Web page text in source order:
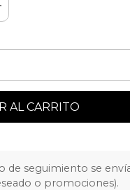
AL CARRITO
de seguimiento se
o promociones).